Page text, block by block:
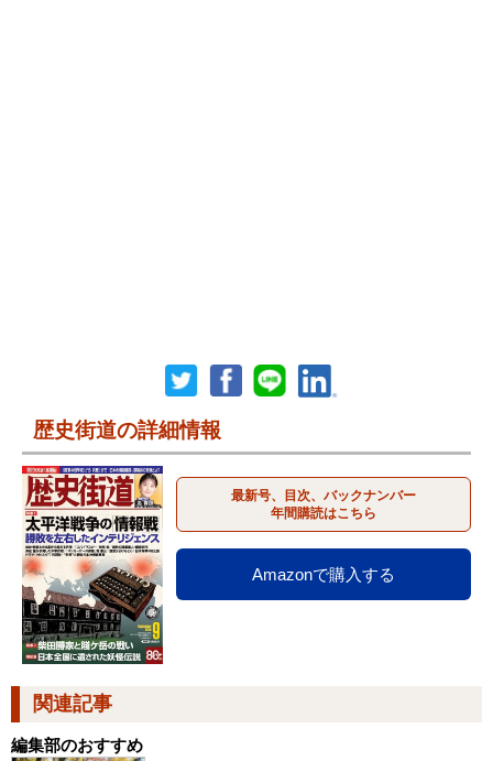
歴史街道の詳細情報
最新号、目次、バックナンバー
年間購読はこちら
Amazonで購入する
関連記事
編集部のおすすめ